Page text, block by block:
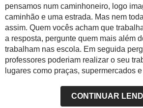
pensamos num caminhoneiro, logo
caminhão e uma estrada. Mas nem
assim. Quem vocês acham que
a resposta, pergunte quem mais além
trabalham nas escola. Em seguida
professores poderiam realizar o seu
lugares como praças, supermercados e
CONTINUAR